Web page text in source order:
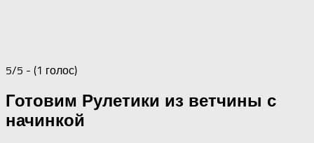
5/5 - (1 голос)
Готовим Рулетики из ветчины с
начинкой